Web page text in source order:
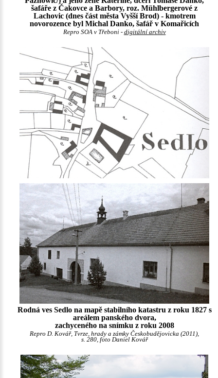
šafáře z Čakovce a Barbory, roz. Mühlbergerové z
Lachovic (dnes část města Vyšší Brod) - kmotrem
novorozence byl Michal Danko, šafář v Komařicích
Repro SOA v Třeboni - digitální archiv
Rodná ves Sedlo na mapě stabilního katastru z roku 1827 s
areálem panského dvora,
zachyceného na snímku z roku 2008
Repro D. Kovář, Tvrze, hrady a zámky Českobudějovicka (2011),
s. 280, foto Daniel Kovář